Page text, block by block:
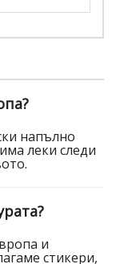
напълно
леки следи
и
стикери,